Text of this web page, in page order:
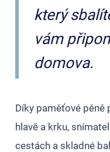
který
vám
domova.
Díky paměťové
hlavě a krku,
cestách a skladné